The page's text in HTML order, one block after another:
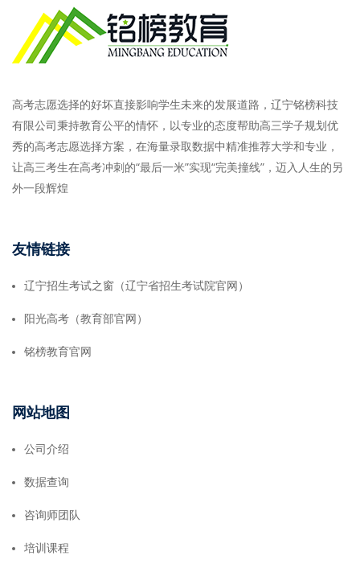
高考志愿选择的好坏直接影响学生未来的发展道路，辽宁铭榜科技
有限公司秉持教育公平的情怀，以专业的态度帮助高三学子规划优
秀的高考志愿选择方案，在海量录取数据中精准推荐大学和专业，
让高三考生在高考冲刺的“最后一米”实现“完美撞线”，迈入人生的另
外一段辉煌
友情链接
辽宁招生考试之窗（辽宁省招生考试院官网）
阳光高考（教育部官网）
铭榜教育官网
网站地图
公司介绍
数据查询
咨询师团队
培训课程